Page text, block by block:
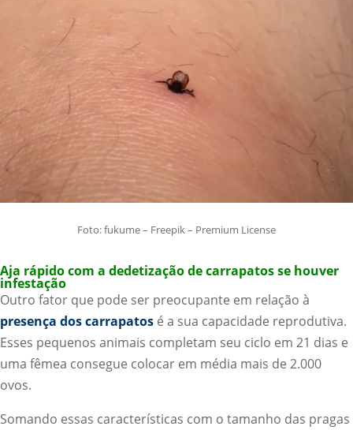
Foto: fukume – Freepik – Premium License
Aja rápido com a dedetização de carrapatos se houver
infestação
Outro fator que pode ser preocupante em relação à
presença dos carrapatos é a sua capacidade reprodutiva.
Esses pequenos animais completam seu ciclo em 21 dias e
uma fêmea consegue colocar em média mais de 2.000
ovos.
Somando essas características com o tamanho das pragas